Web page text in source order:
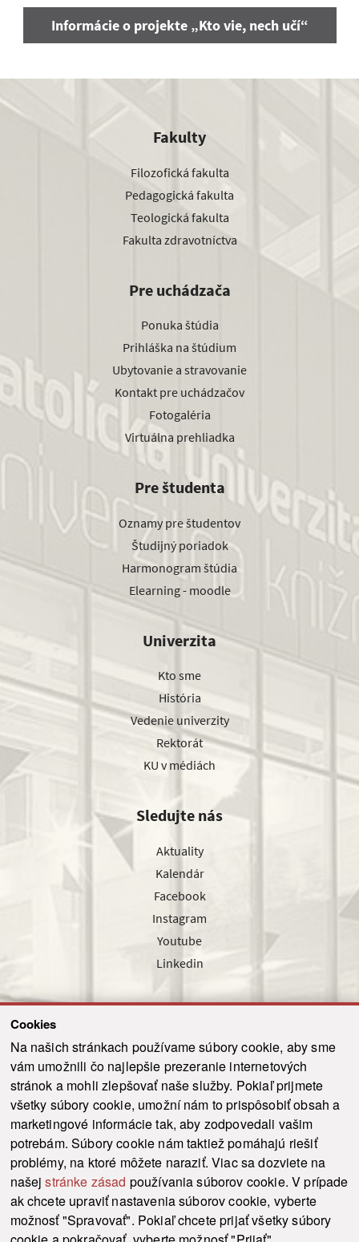
Cookies
Na našich stránkach používame súbory cookie, aby sme
vám umožnili čo najlepšie prezeranie internetových
stránok a mohli zlepšovať naše služby. Pokiaľ prijmete
všetky súbory cookie, umožní nám to prispôsobiť obsah a
marketingové informácie tak, aby zodpovedali vašim
potrebám. Súbory cookie nám taktiež pomáhajú riešiť
problémy, na ktoré môžete naraziť. Viac sa dozviete na
našejstránke zásad používania súborov cookie. V prípade
ak chcete upraviť nastavenia súborov cookie, vyberte
možnosť "Spravovať". Pokiaľ chcete prijať všetky súbory
Informácie o projekte „Kto vie, nech učí“
Fakulty
Filozofická fakulta
Pedagogická fakulta
Teologická fakulta
Fakulta zdravotníctva
Pre uchádzača
Ponuka štúdia
Prihláška na štúdium
Ubytovanie a stravovanie
Kontakt pre uchádzačov
Fotogaléria
Virtuálna prehliadka
Pre študenta
Oznamy pre študentov
Študijný poriadok
Harmonogram štúdia
Elearning - moodle
Univerzita
Kto sme
História
Vedenie univerzity
Rektorát
KU v médiách
Sledujte nás
Aktuality
Kalendár
Facebook
Instagram
Youtube
Linkedin
Odoslať
© 2021-2026 ku.sk. Všetky práva vyhradené. | Ochrana osobných údajov
Vyhlásenie o prístupnosti |
Admin
This site is protected by reCAPTCHA and the Google Privacy Policy and Terms of
Service
apply.